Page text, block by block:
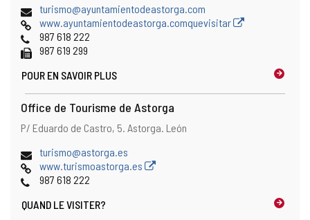
Adresse
de
courrier
électronique
turismo@ayuntamientodeastorga.com
Page
Web
www.ayuntamientodeastorga.comquevisitar
Téléphones
987 618 222
Fax 987 619 299
POUR EN SAVOIR PLUS
Office de Tourisme de Astorga
Adresse
Adresse
P/ Eduardo de Castro, 5. Astorga. León
Adresse
de
courrier
turismo@astorga.es
Page
Web
www.turismoastorga.es
Téléphones
987 618 222
QUAND LEVISITER?